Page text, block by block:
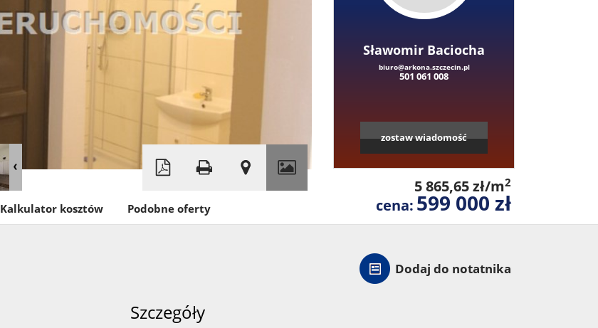
©OpenStreetMap contributors
Sławomir Baciocha
biuro@arkona.szczecin.pl
501 061 008
zostaw wiadomość
5 865,65 zł/m2
cena: 599 000 zł
Dodaj do notatnika
Kalkulator kosztów Podobne oferty
Szczegóły